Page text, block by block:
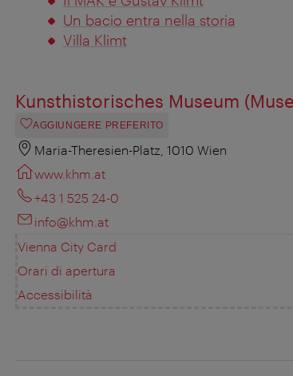
Un bacio entra nella storia
Villa Klimt
Kunsthistorisches Museum
AGGIUNGERE PREFERITO
Maria-Theresien-Platz, 1010 Wien
www.khm.at
+43 1 525 24-0
info@khm.at
Vienna City Card
Orari di apertura
Accessibilità